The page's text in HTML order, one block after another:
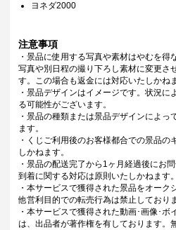
ヨネダ2000
注意事項
・景品に使用する写真や素材はやむを得
写真や別日程の撮り下ろし素材に変更さ
す。この場合も返金には対応いたしかね
・景品デザインはイメージです。状況に
る可能性がございます。
・景品の種類または景品デザインによ
ます。
・くじご利用後のお客様都合での景品の
しかねます。
・景品の配送完了から1ヶ月経過後にお
到着に関する対応は原則いたしかねます。
・本サービスで獲得された景品をオー
他営利目的での転売行為は禁止しており
・本サービスで獲得された動画･画像･ボ
は、出品者が著作権を有しております。